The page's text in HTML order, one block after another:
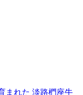
まれた 淡路椚座牛